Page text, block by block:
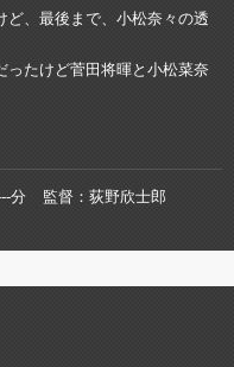
ど、最後まで、小松奈々の透
ったけど菅田将暉と小松菜奈
分 監督
荻野欣士郎